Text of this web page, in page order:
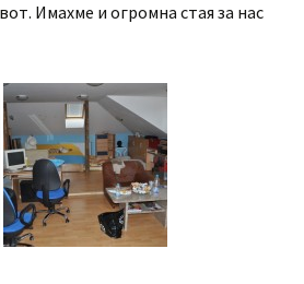
Имахме и огромна стая за нас